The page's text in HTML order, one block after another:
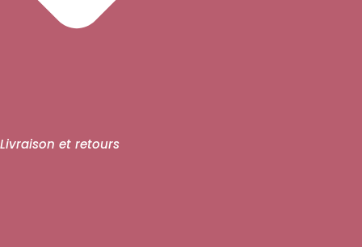
Livraison et retours